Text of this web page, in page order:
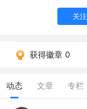
关注
获得徽章 0
动态 文章 专栏